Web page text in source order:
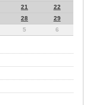
21
22
28
29
5 6